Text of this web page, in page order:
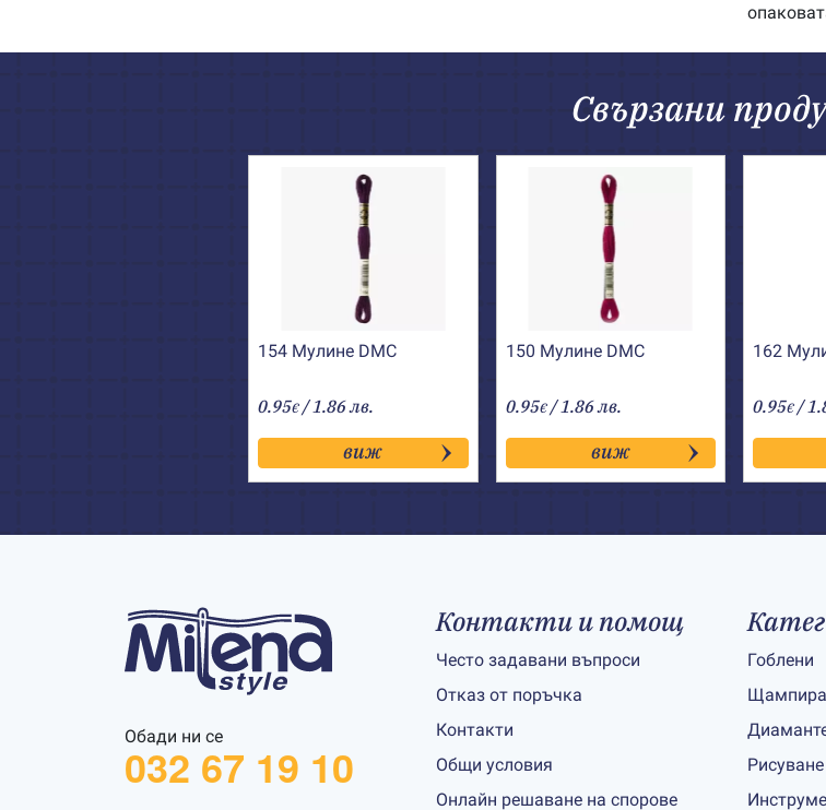
Свързани
154 Мулине DMC
0.95€ / 1.86 лв.
виж
150 Мулине DMC
0.95€/ 1.86 лв.
виж
162
0.95€ /
Обади ни се
032 67 19 10
Контакти и помощ
Често задавани въпроси
Отказ от поръчка
Контакти
Общи условия
Онлайн решаване на спорове
Гоблени